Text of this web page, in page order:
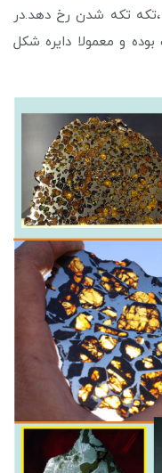
تکه شدن رخ دهد.در
و معمولا دایره شکل